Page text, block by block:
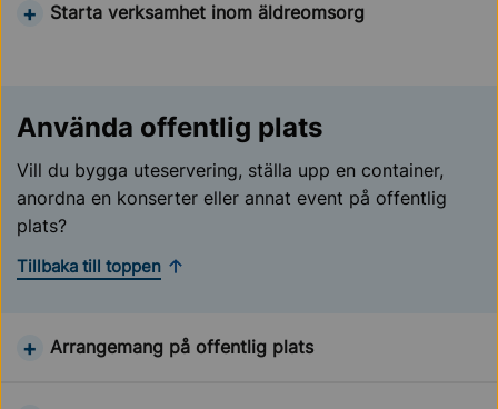
Starta verksamhet inom äldreomsorg
Använda offentlig plats
Vill du bygga uteservering, ställa upp en container,
anordna en konserter eller annat event på offentlig
plats?
Tillbaka till toppen
Arrangemang på offentlig plats